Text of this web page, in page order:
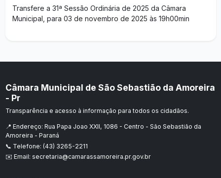
Transfere a 31ª Sessão Ordinária de 2025 da Câmara
Municipal, para 03 de novembro de 2025 às 19h00min
Câmara Municipal de São Sebastião da Amoreira
- Pr
Transparência e acesso à informação para todos os cidadãos.
📍 Endereço: Rua Papa Joao XXII, 1086 - Centro - São Sebastião da
Amoreira - Paraná
📞 Telefone: (43) 3265-2211
✉️ Email: secretaria@camarassamoreira.pr.gov.br